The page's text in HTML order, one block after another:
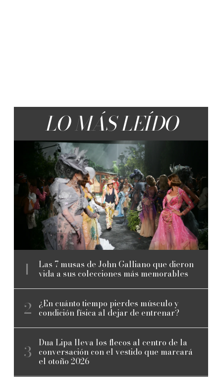
LO MÁS LEÍDO
Las 7 musas de John Galliano que dieron
vida a sus colecciones más memorables
¿En cuánto tiempo pierdes músculo y
condición física al dejar de entrenar?
Dua Lipa lleva los flecos al centro de la
conversación con el vestido que marcará
el otoño 2026